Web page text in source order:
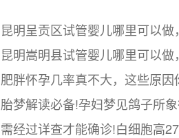
昆明呈贡区试管婴儿哪里可以
昆明嵩明县试管婴儿哪里可以
肥胖怀孕几率真不大，这些原因
胎梦解读必备!孕妇梦见鸽子所
需经过详查才能确诊!白细胞高